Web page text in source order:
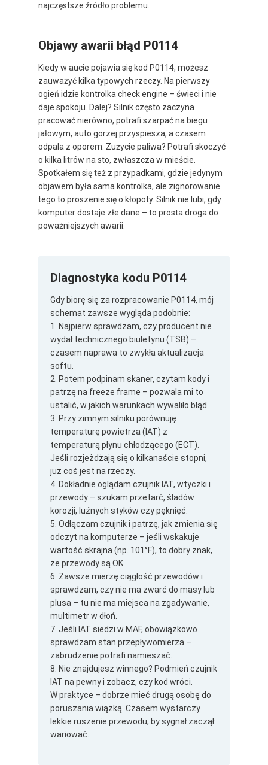
najczęstsze źródło problemu.
Objawy awarii błąd P0114
Kiedy w aucie pojawia się kod P0114, możesz
zauważyć kilka typowych rzeczy. Na pierwszy
ogień idzie kontrolka check engine – świeci i nie
daje spokoju. Dalej? Silnik często zaczyna
pracować nierówno, potrafi szarpać na biegu
jałowym, auto gorzej przyspiesza, a czasem
odpala z oporem. Zużycie paliwa? Potrafi skoczyć
o kilka litrów na sto, zwłaszcza w mieście.
Spotkałem się też z przypadkami, gdzie jedynym
objawem była sama kontrolka, ale zignorowanie
tego to proszenie się o kłopoty. Silnik nie lubi, gdy
komputer dostaje złe dane – to prosta droga do
poważniejszych awarii.
Diagnostyka kodu P0114
Gdy biorę się za rozpracowanie P0114, mój
schemat zawsze wygląda podobnie:
1. Najpierw sprawdzam, czy producent nie
wydał technicznego biuletynu (TSB) –
czasem naprawa to zwykła aktualizacja
softu.
2. Potem podpinam skaner, czytam kody i
patrzę na freeze frame – pozwala mi to
ustalić, w jakich warunkach wywaliło błąd.
3. Przy zimnym silniku porównuję
temperaturę powietrza (IAT) z
temperaturą płynu chłodzącego (ECT).
Jeśli rozjeżdżają się o kilkanaście stopni,
już coś jest na rzeczy.
4. Dokładnie oglądam czujnik IAT, wtyczki i
przewody – szukam przetarć, śladów
korozji, luźnych styków czy pęknięć.
5. Odłączam czujnik i patrzę, jak zmienia się
odczyt na komputerze – jeśli wskakuje
wartość skrajna (np. 101°F), to dobry znak,
że przewody są OK.
6. Zawsze mierzę ciągłość przewodów i
sprawdzam, czy nie ma zwarć do masy lub
plusa – tu nie ma miejsca na zgadywanie,
multimetr w dłoń.
7. Jeśli IAT siedzi w MAF, obowiązkowo
sprawdzam stan przepływomierza –
zabrudzenie potrafi namieszać.
8. Nie znajdujesz winnego? Podmień czujnik
IAT na pewny i zobacz, czy kod wróci.
W praktyce – dobrze mieć drugą osobę do
poruszania wiązką. Czasem wystarczy
lekkie ruszenie przewodu, by sygnał zaczął
wariować.